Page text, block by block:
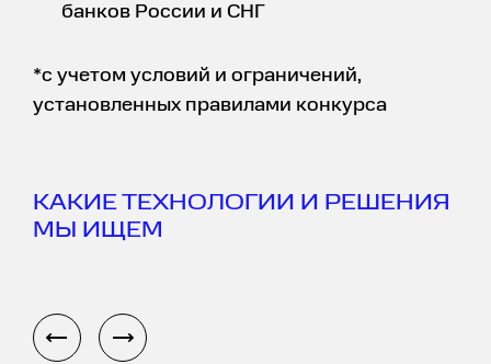
банков России и СНГ
*с учетом условий и ограничений,
установленных правилами конкурса
КАКИЕ ТЕХНОЛОГИИ И РЕШЕНИЯ
МЫ ИЩЕМ